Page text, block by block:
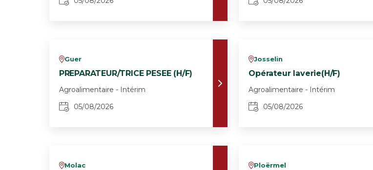
vGuer
PREPARATEUR/TRICE PESEE (H/F)
Agroalimentaire - Intérim
05/08/2026
vJosselin
Opérateur laverie(H/F)
Agroalimentaire - Intérim
05/08/2026
vMolac vPloërmel